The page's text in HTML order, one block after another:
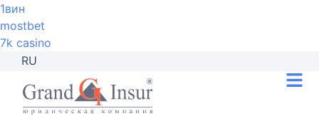
1вин
mostbet
7k casino
RU